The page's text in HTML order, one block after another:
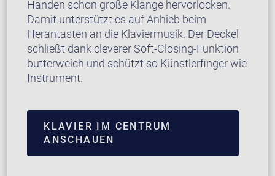
Händen schon große Klänge hervorlocken.
Damit unterstützt es auf Anhieb beim
Herantasten an die Klaviermusik. Der Deckel
schließt dank cleverer Soft-Closing-Funktion
butterweich und schützt so Künstlerfinger wie
Instrument.
KLAVIER IM CENTRUM
ANSCHAUEN